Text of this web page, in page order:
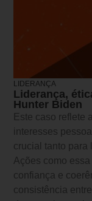
LIDERANÇA
Liderança,
Hunter Biden
Este caso reflete
interesses
crucial tanto para
Ações como
confiança e
consistência